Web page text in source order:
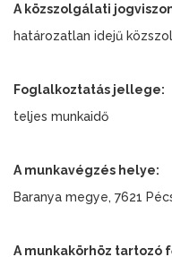
A közszolgálati
határozatlan idejű
Foglalkoztatás jellege:
teljes munkaidő
A munkavégzés helye:
Baranya megye, 7621
A munkakörhöz tartozó